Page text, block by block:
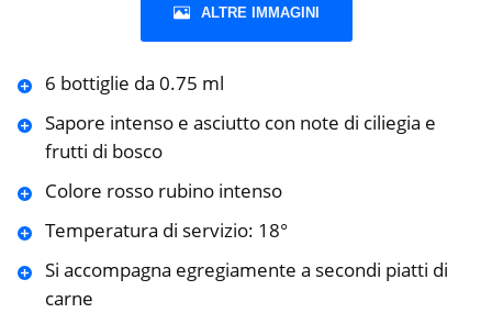
ALTRE IMMAGINI
6 bottiglie da 0.75 ml
Sapore intenso e asciutto con note di ciliegia e
frutti di bosco
Colore rosso rubino intenso
Temperatura di servizio: 18°
Si accompagna egregiamente a secondi piatti di
carne